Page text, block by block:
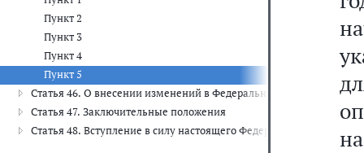
Пункт 2
Пункт 3
Пункт 4
Пункт 5
Статья 46. О внесении изменений в Федеральный закон "О
Статья 47. Заключительные положения
Статья 48. Вступление в силу настоящего Федерального закона